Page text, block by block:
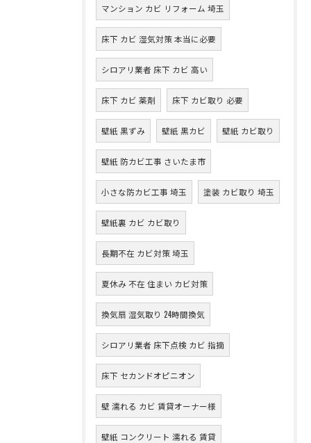
マンション カビ リフォーム 埼玉
床下 カビ 湿気対策 本当に必要
シロアリ業者 床下 カビ 高い
床下 カビ 薬剤 床下 カビ取り 必要
壁紙 黒ずみ 壁紙 黒カビ 壁紙 カビ取り
壁紙 防カビ工事 さいたま市
小さな防カビ工事 埼玉 塗装 カビ取り 埼玉
壁紙裏 カビ カビ取り
長期不在 カビ対策 埼玉
夏休み 不在 住まい カビ対策
換気扇 湿気取り 24時間換気
シロアリ業者 床下点検 カビ 指摘
床下 セカンドオピニオン
壁 濡れる カビ 賃貸オーナー様
壁紙 コンクリート 濡れる 賃貸